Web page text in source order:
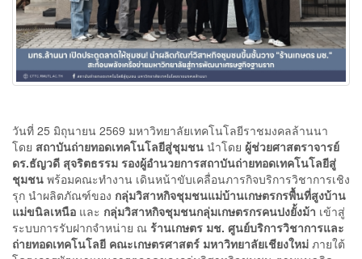
วันที่ 25 มิถุนายน 2569 มหาวิทยาลัยเทคโนโลยีราชมงคลล้านนา
โดย สถาบันถ่ายทอดเทคโนโลยีสู่ชุมชน นำโดย ผู้ช่วยศาสตราจารย์
ดร.ธัญวดี สุจริตธรรม รองผู้อำนวยการสถาบันถ่ายทอดเทคโนโลยีสู่
ชุมชน พร้อมคณะทำงาน เดินหน้าขับเคลื่อนภารกิจบริการวิชาการเชิง
รุก นำผลิตภัณฑ์ของ กลุ่มวิสาหกิจชุมชนแม่บ้านเกษตรกรพื้นที่สูงบ้าน
แม่ขนิลเหนือ และ กลุ่มวิสาหกิจชุมชนกลุ่มเกษตรกรคนปงยั้งม้า เข้าสู่
ระบบการรับฝากจำหน่าย ณ ร้านเกษตร มช. ศูนย์บริการวิชาการและ
ถ่ายทอดเทคโนโลยี คณะเกษตรศาสตร์ มหาวิทยาลัยเชียงใหม่ ภายใต้